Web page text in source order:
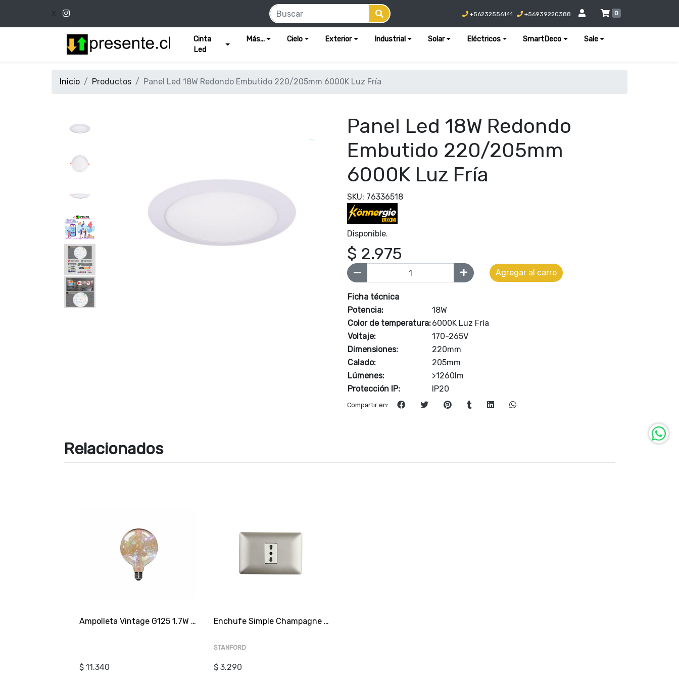
x +56232556141 +56939220388 0
Cinta
Led
Más... Cielo Exterior Industrial Solar Eléctricos SmartDeco Sale
Inicio Productos Panel Led 18W Redondo Embutido 220/205mm 6000K Luz Fría
Panel Led 18W Redondo
Embutido 220/205mm
6000K Luz Fría
SKU: 76336518
Disponible.
$ 2.975
Agregar al carro
Ficha técnica
Potencia:
18W
Color de temperatura:6000K Luz Fría
Voltaje:
170-265V
Dimensiones:
220mm
Calado:
205mm
Lúmenes:
>1260lm
Protección IP:
IP20
Compartir en:
Relacionados
Ampolleta Vintage G125 1.7W e27 RGB
$ 11.340
Enchufe Simple Champagne 10-16A 250V SEC
STANFORD
$ 3.290